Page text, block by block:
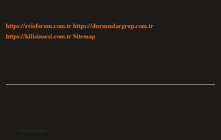
https://reisforum.com.trhttps://durmuslargrup.com.tr
https://kilisinsesi.com.trSitemap
Son Yazılar